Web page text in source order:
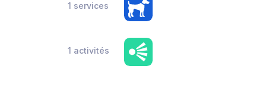
1 services
1 activités